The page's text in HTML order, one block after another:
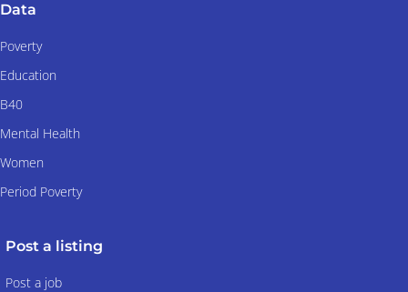
Data
Poverty
Education
B40
Mental Health
Women
Period Poverty
Post a listing
Post a job